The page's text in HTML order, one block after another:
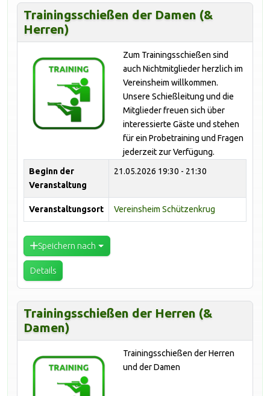
Trainingsschießen der Damen (&
Herren)
Zum Trainingsschießen sind
auch Nichtmitglieder herzlich im
Vereinsheim willkommen.
Unsere Schießleitung und die
Mitglieder freuen sich über
interessierte Gäste und stehen
für ein Probetraining und Fragen
jederzeit zur Verfügung.
Beginn der
Veranstaltung
21.05.2026 19:30 - 21:30
Veranstaltungsort Vereinsheim Schützenkrug
Speichern nach
Details
Trainingsschießen der Herren (&
Damen)
Trainingsschießen der Herren
und der Damen